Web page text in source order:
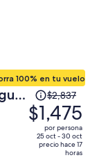
100% en tu vuelo
El
precio
era
de
$2,837
$2,837
$1,475
por persona
25 oct - 30 oct
precio hace 17
horas